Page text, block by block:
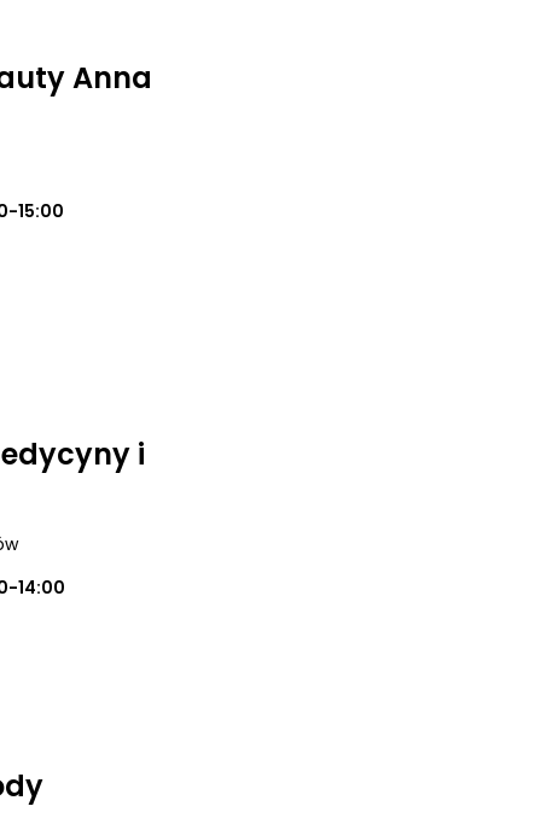
Anna
15:00
i
14:00